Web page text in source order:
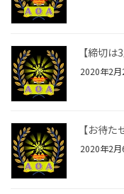
【締切は
2020年2月
【お待た
2020年2月